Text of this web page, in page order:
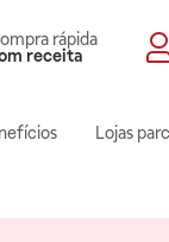
rápida
receita
Lojas